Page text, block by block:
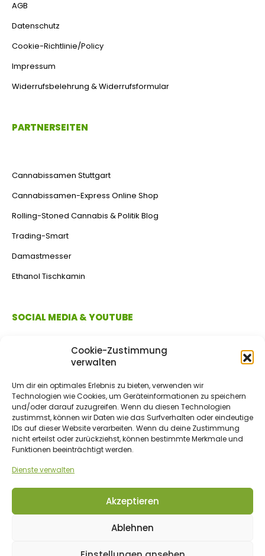
Cookie-Zustimmung
verwalten
Um dir ein optimales Erlebnis zu bieten, verwenden wir
Technologien wie Cookies, um Geräteinformationen zu speichern
und/oder darauf zuzugreifen. Wenn du diesen Technologien
zustimmst, können wir Daten wie das Surfverhalten oder eindeutige
IDs auf dieser Website verarbeiten. Wenn du deine Zustimmung
nicht erteilst oder zurückziehst, können bestimmte Merkmale und
Funktionen beeinträchtigt werden.
Dienste verwalten
Akzeptieren
Ablehnen
AGB
Datenschutz
Cookie-Richtlinie/Policy
Impressum
Widerrufsbelehrung & Widerrufsformular
PARTNERSEITEN
Cannabissamen Stuttgart
Cannabissamen-Express Online Shop
Rolling-Stoned Cannabis & Politik Blog
Trading-Smart
Damastmesser
Ethanol Tischkamin
SOCIAL MEDIA & YOUTUBE
ZAHLUNGSMETHODEN